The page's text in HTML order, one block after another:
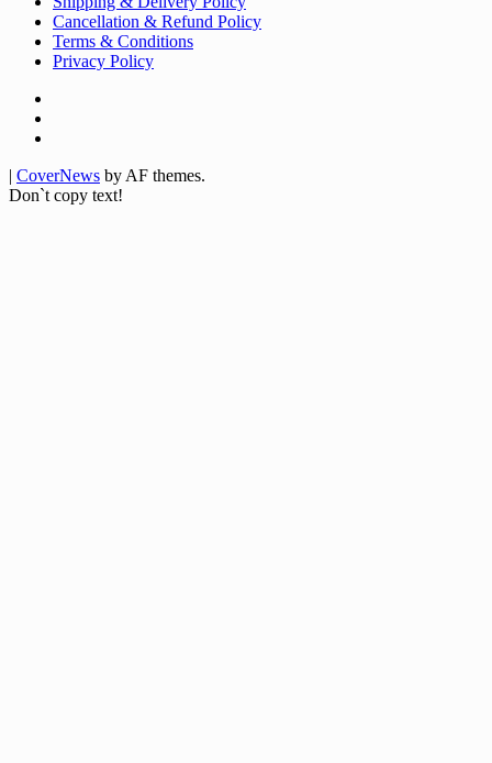
Cancellation & Refund Policy
Terms & Conditions
Privacy Policy
| CoverNews by AF themes.
Don`t copy text!